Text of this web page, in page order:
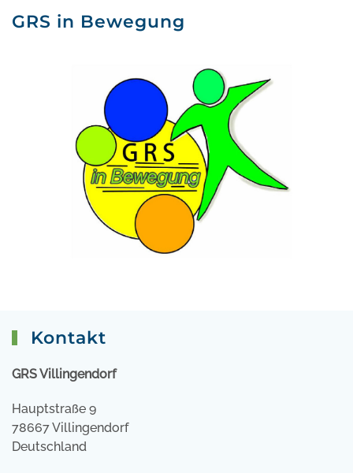
GRS in Bewegung
Kontakt
GRS Villingendorf
Hauptstraße 9
78667 Villingendorf
Deutschland